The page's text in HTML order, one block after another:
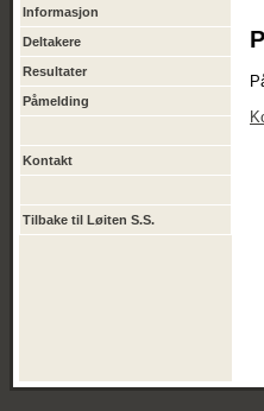
Informasjon
Deltakere
Resultater
Påmelding
Kontakt
Tilbake til Løiten S.S.